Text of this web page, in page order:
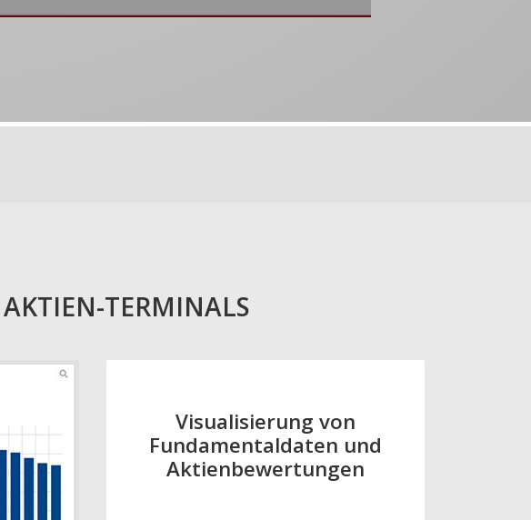
TERMINALS
Visualisierung von
Fundamentaldaten und
Aktienbewertungen